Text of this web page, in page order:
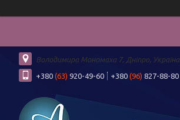
Володимира Мономаха 7, Дніпро, Україна
+380 (63) 920-49-60 +380 (96) 827-88-80